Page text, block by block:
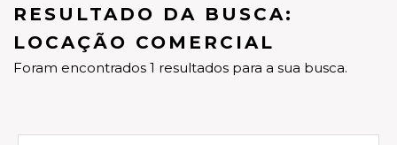
RESULTADO DA BUSCA:
LOCAÇÃO COMERCIAL
Foram encontrados 1 resultados para a sua busca.